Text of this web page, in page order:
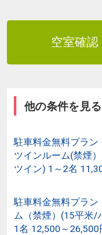
空室確
他の条件を見る
駐車料金無料プラン
ツインルーム(禁煙
ツイン) 1～2名
駐車料金無料プラ
ム（禁煙）(15平米/
1名 12,500～26,500